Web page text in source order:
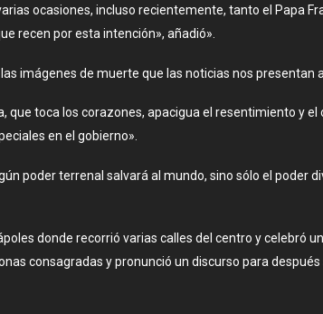
ocasiones, incluso recientemente, tanto el Papa
recen por esta intención», añadió».
imágenes de muerte que las noticias nos presentan
que toca los corazones, apacigua el resentimiento y
en el gobierno».
poder terrenal salvará al mundo, sino sólo el poder
donde recorrió varias calles del centro y celebró
consagradas y pronunció un discurso para